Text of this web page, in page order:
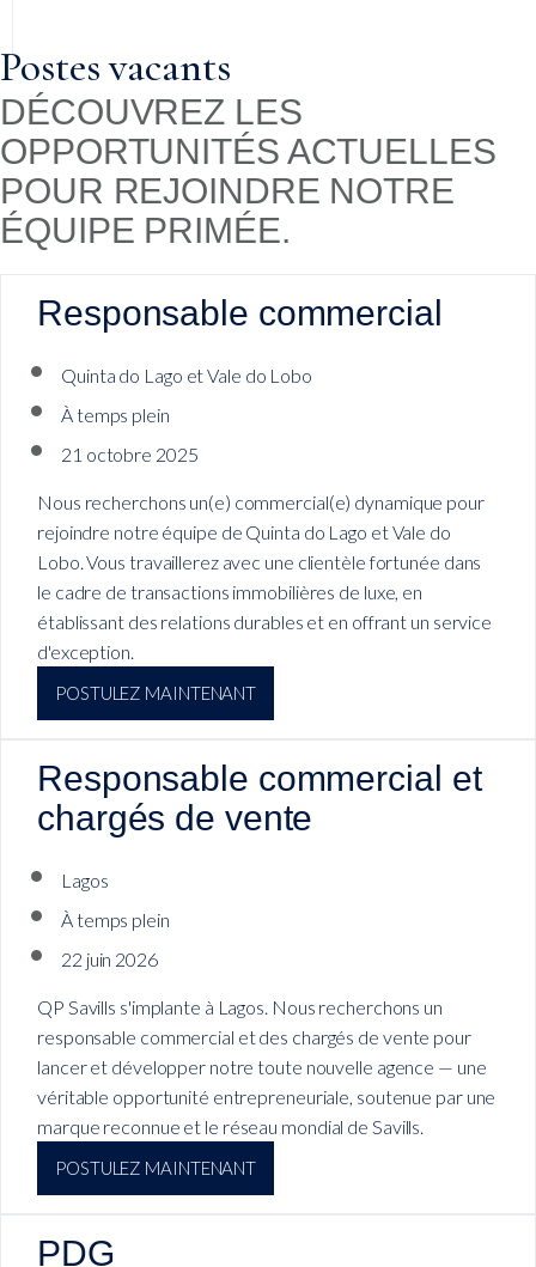
Postes vacants
DÉCOUVREZ LES
OPPORTUNITÉS ACTUELLES
POUR REJOINDRE NOTRE
ÉQUIPE PRIMÉE.
Responsable commercial
Quinta do Lago et Vale do Lobo
À temps plein
21 octobre 2025
Nous recherchons un(e) commercial(e) dynamique pour
rejoindre notre équipe de Quinta do Lago et Vale do
Lobo. Vous travaillerez avec une clientèle fortunée dans
le cadre de transactions immobilières de luxe, en
établissant des relations durables et en offrant un service
d'exception.
POSTULEZ MAINTENANT
Responsable commercial et
chargés de vente
Lagos
À temps plein
22 juin 2026
QP Savills s'implante à Lagos. Nous recherchons un
responsable commercial et des chargés de vente pour
lancer et développer notre toute nouvelle agence — une
véritable opportunité entrepreneuriale, soutenue par une
marque reconnue et le réseau mondial de Savills.
POSTULEZ MAINTENANT
PDG